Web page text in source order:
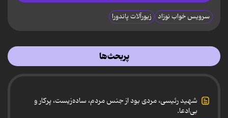
سرویس خواب نوزاد زیورآلات پاندورا
پربحث‌ها
شهید رئیسی، مردی بود از جنس مردم، ساده‌زیست، پرکار و
بی‌ادعا.